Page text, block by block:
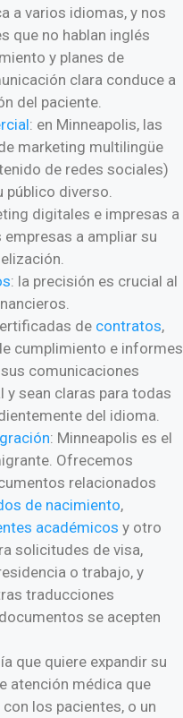
a varios idiomas, y nos
que no hablan inglés
y planes de
clara conduce a
del paciente.
: en Minneapolis, las
marketing multilingüe
de redes sociales)
diverso.
digitales e impresas a
a ampliar su
: la precisión es crucial al
de contratos,
cumplimiento e informes
comunicaciones
sean claras para todas
del idioma.
: Minneapolis es el
Ofrecemos
relacionados
de nacimiento,
académicos y otro
solicitudes de visa,
o trabajo, y
traducciones
se acepten
que quiere expandir su
atención médica que
los pacientes, o un